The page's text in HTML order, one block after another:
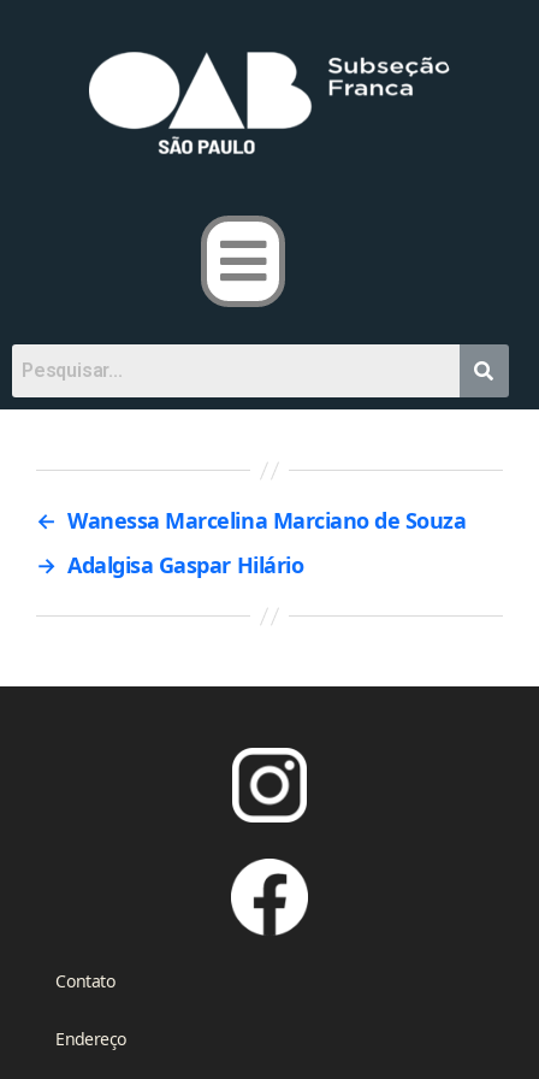
← Wanessa Marcelina Marciano de Souza
→ Adalgisa Gaspar Hilário
Contato
Endereço